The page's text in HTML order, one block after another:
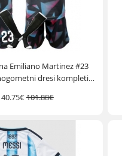
Emiliano Martinez #23
dresi kompleti
40.75€101.88€